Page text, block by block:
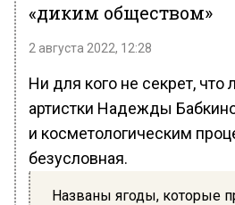
«диким обществом»
2 августа 2022, 12:28
Ни для кого не секрет, что
артистки Надежды
и косметологическим
безусловная.
Названы ягоды, которые